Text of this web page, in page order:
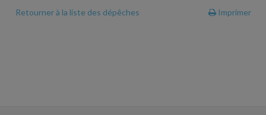
Retourner à la liste des dépêches
Imprimer